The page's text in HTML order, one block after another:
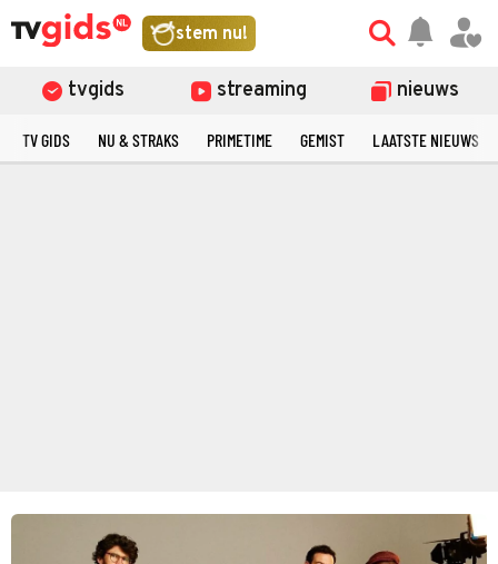
stem nu!
tvgids streaming nieuws
TV GIDS NU & STRAKS PRIMETIME GEMIST LAATSTE NIEUWS